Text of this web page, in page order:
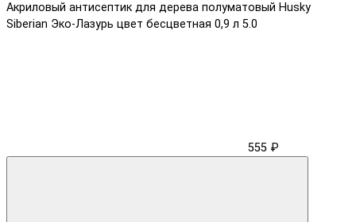
Акриловый антисептик для дерева полуматовый Husky
Siberian Эко-Лазурь цвет бесцветная 0,9 л 5.0
555 ₽